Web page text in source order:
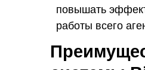
повышать
работы всего